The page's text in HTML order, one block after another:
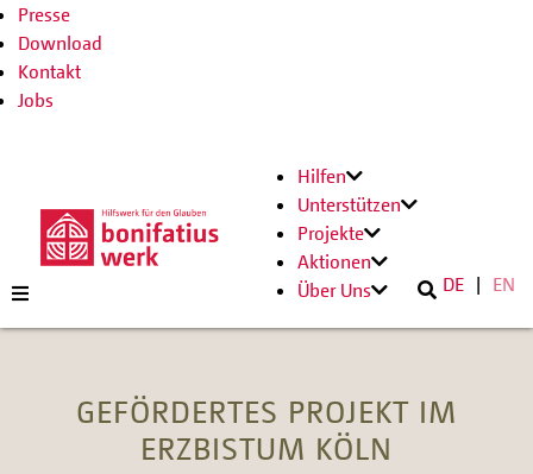
Presse
Download
Kontakt
Jobs
Hilfen
Unterstützen
Projekte
Aktionen
Über Uns
DE EN
GEFÖRDERTES PROJEKT IM
ERZBISTUM KÖLN